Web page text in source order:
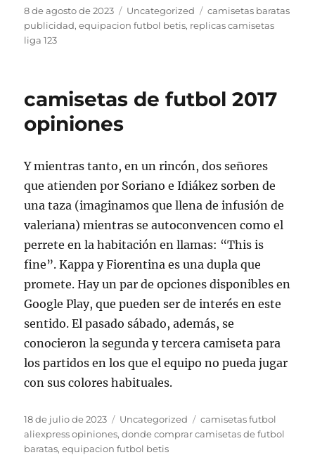
Publicado
el
8 de agosto de 2023 Categorías
Uncategorized Etiquetas
camisetas baratas
publicidad,equipacion futbol betis, replicas camisetas
liga 123
camisetas de futbol 2017
opiniones
Y mientras tanto, en un rincón, dos señores
que atienden por Soriano e Idiákez sorben de
una taza (imaginamos que llena de infusión de
valeriana) mientras se autoconvencen como el
perrete en la habitación en llamas: “This is
fine”. Kappa y Fiorentina es una dupla que
promete. Hay un par de opciones disponibles en
Google Play, que pueden ser de interés en este
sentido. El pasado sábado, además, se
conocieron la segunda y tercera camiseta para
los partidos en los que el equipo no pueda jugar
con sus colores habituales.
Publicado
el
18 de julio de 2023 Categorías
Uncategorized Etiquetas
camisetas futbol
aliexpress opiniones,donde comprar camisetas de futbol
baratas,equipacion futbol betis